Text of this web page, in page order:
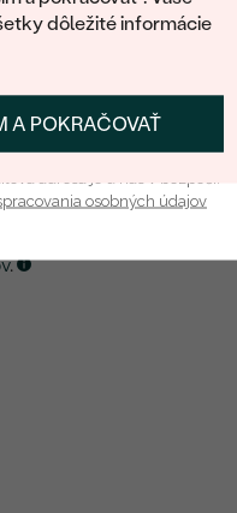
dôležité informácie
A POKRAČOVAŤ
.
sa a získať zľavu
osobných údajov